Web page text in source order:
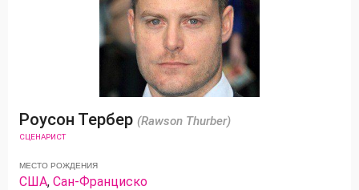
Роусон Тербер (Rawson Thurber)
СЦЕНАРИСТ
МЕСТО РОЖДЕНИЯ
США,Сан-Франциско